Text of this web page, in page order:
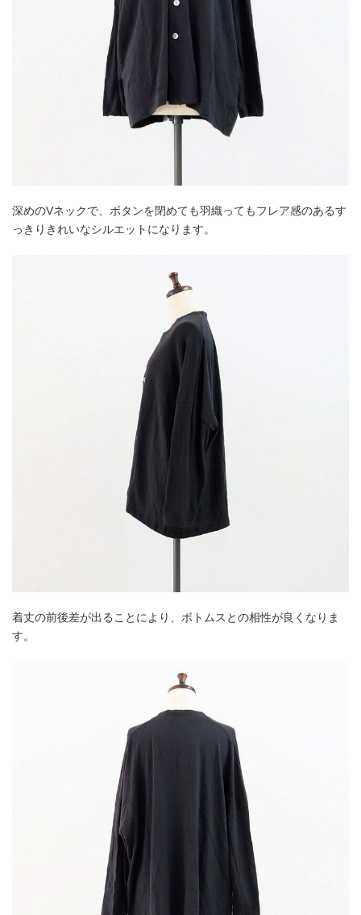
深めのVネックで、ボタンを閉めても羽織ってもフレア感のあるす
っきりきれいなシルエットになります。
着丈の前後差が出ることにより、ボトムスとの相性が良くなりま
す。